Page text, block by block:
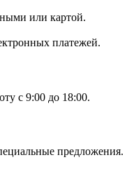
или картой.
платежей.
с 9:00 до 18:00.
предложения.